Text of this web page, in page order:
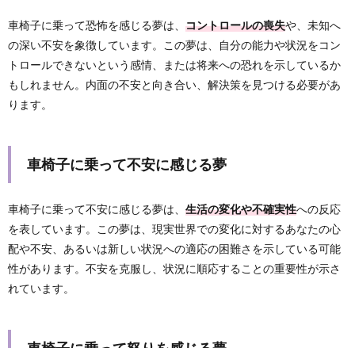
車椅子に乗って恐怖を感じる夢は、 コントロールの喪失や、未知へ
の深い不安を象徴しています。この夢は、自分の能力や状況をコン
トロールできないという感情、または将来への恐れを示しているか
もしれません。内面の不安と向き合い、解決策を見つける必要があ
ります。
車椅子に乗って不安に感じる夢
車椅子に乗って不安に感じる夢は、 生活の変化や不確実性への反応
を表しています。この夢は、現実世界での変化に対するあなたの心
配や不安、あるいは新しい状況への適応の困難さを示している可能
性があります。不安を克服し、状況に順応することの重要性が示さ
れています。